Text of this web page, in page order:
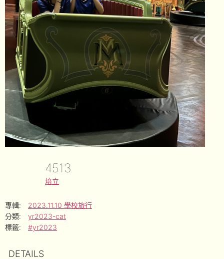
4513
培立
專輯:
2023.11.10 學校旅行
分類:
yr2023-cat
標籤:
#yr2023
DETAILS